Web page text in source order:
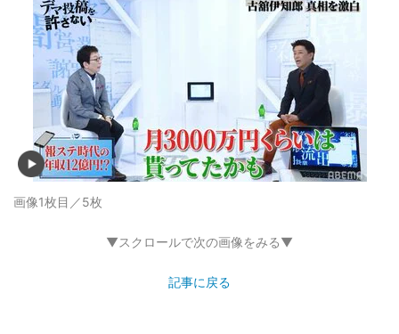
画像1枚目／5枚
▼スクロールで次の画像をみる▼
記事に戻る